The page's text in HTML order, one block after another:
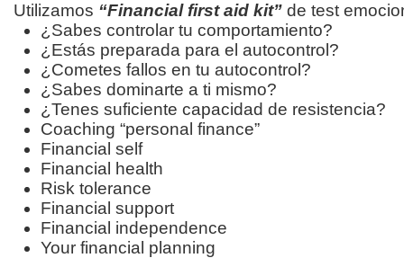
Utilizamos “Financial first aid kit” de test
¿Sabes controlar tu comportamiento?
¿Estás preparada para el autocontrol?
¿Cometes fallos en tu autocontrol?
¿Sabes dominarte a ti mismo?
¿Tenes suficiente capacidad de resistencia?
Coaching “personal finance”
Financial self
Financial health
Risk tolerance
Financial support
Financial independence
Your financial planning